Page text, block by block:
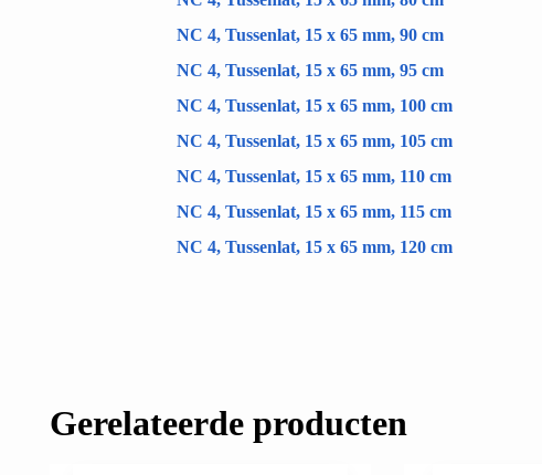
NC 4, Tussenlat, 15 x 65 mm, 90 cm
NC 4, Tussenlat, 15 x 65 mm, 95 cm
NC 4, Tussenlat, 15 x 65 mm, 100 cm
NC 4, Tussenlat, 15 x 65 mm, 105 cm
NC 4, Tussenlat, 15 x 65 mm, 110 cm
NC 4, Tussenlat, 15 x 65 mm, 115 cm
NC 4, Tussenlat, 15 x 65 mm, 120 cm
Gerelateerde producten